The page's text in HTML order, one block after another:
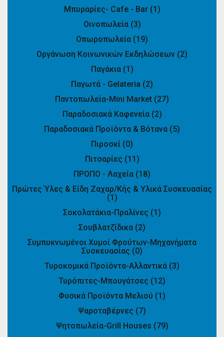
Μπυραρίες- Cafe - Bar (1)
Οινοπωλεία (3)
Οπωροπωλεία (19)
Οργάνωση Κοινωνικών Εκδηλώσεων (2)
Παγάκια (1)
Παγωτά - Gelateria (2)
Παντοπωλεία-Mini Market (27)
Παραδοσιακά Καφενεία (2)
Παραδοσιακά Προϊόντα & Βότανα (5)
Πιροσκί (0)
Πιτσαρίες (11)
ΠΡΟΠΟ - Λαχεία (18)
Πρώτες Ύλες & Είδη Ζαχαρ/κής & Υλικά Συσκευασίας
(1)
Σοκολατάκια-Πραλίνες (1)
Σουβλατζίδικα (2)
Συμπυκνωμένοι Χυμοί Φρούτων-Μηχανήματα
Συσκευασίας (0)
Τυροκομικά Προϊόντα-Αλλαντικά (3)
Τυρόπιτες-Μπουγάτσες (12)
Φυσικά Προϊόντα Μελιού (1)
Ψαροταβέρνες (7)
Ψητοπωλεία-Grill Houses (79)